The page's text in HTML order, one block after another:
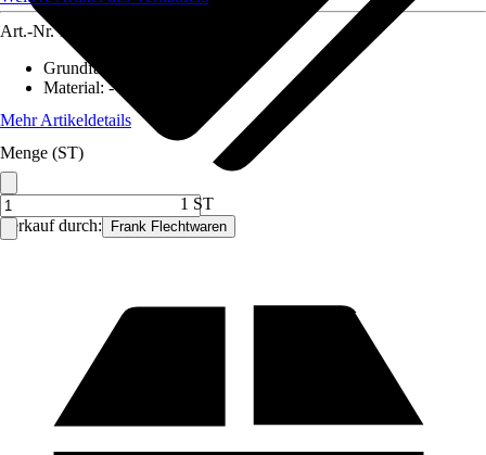
Verkauf durch: Frank Flechtwaren
Art.-Nr. 12584269
Grundfarbe
Material:-
Mehr Artikeldetails
Menge (ST)
1 ST